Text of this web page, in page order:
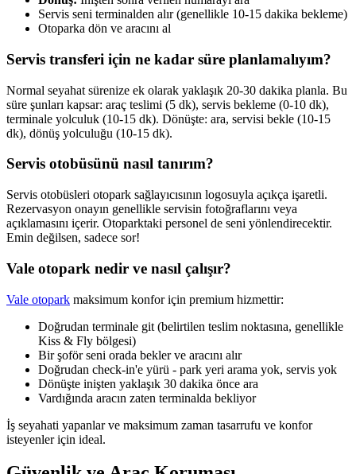
Servis seni terminalden alır (genellikle 10-15 dakika bekleme)
Otoparka dön ve aracını al
Servis transferi için ne kadar süre planlamalıyım?
Normal seyahat sürenize ek olarak yaklaşık 20-30 dakika planla. Bu
süre şunları kapsar: araç teslimi (5 dk), servis bekleme (0-10 dk),
terminale yolculuk (10-15 dk). Dönüşte: ara, servisi bekle (10-15
dk), dönüş yolculuğu (10-15 dk).
Servis otobüsünü nasıl tanırım?
Servis otobüsleri otopark sağlayıcısının logosuyla açıkça işaretli.
Rezervasyon onayın genellikle servisin fotoğraflarını veya
açıklamasını içerir. Otoparktaki personel de seni yönlendirecektir.
Emin değilsen, sadece sor!
Vale otopark nedir ve nasıl çalışır?
Vale otopark maksimum konfor için premium hizmettir:
Doğrudan terminale git (belirtilen teslim noktasına, genellikle
Kiss & Fly bölgesi)
Bir şoför seni orada bekler ve aracını alır
Doğrudan check-in'e yürü - park yeri arama yok, servis yok
Dönüşte inişten yaklaşık 30 dakika önce ara
Vardığında aracın zaten terminalda bekliyor
İş seyahati yapanlar ve maksimum zaman tasarrufu ve konfor
isteyenler için ideal.